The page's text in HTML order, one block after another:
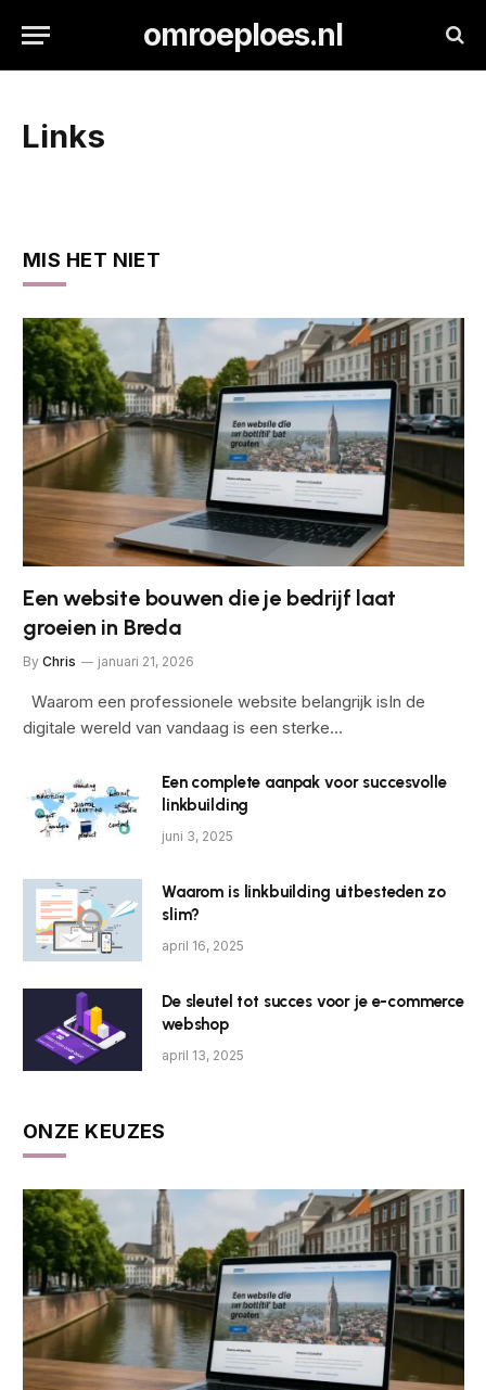
omroeploes.nl
Links
MIS HET NIET
Een website bouwen die je bedrijf laat
groeien in Breda
By Chris januari 21, 2026
Waarom een professionele website belangrijk isIn de
digitale wereld van vandaag is een sterke…
Een complete aanpak voor succesvolle
linkbuilding
juni 3, 2025
Waarom is linkbuilding uitbesteden zo
slim?
april 16, 2025
De sleutel tot succes voor je e-commerce
webshop
april 13, 2025
ONZE KEUZES